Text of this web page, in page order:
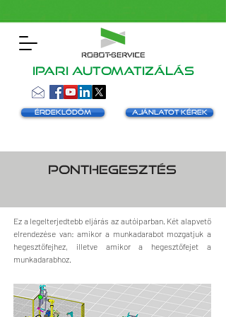
Ipari automatizálás
Érdeklődöm Ajánlatot kérek
ponthegesztés
Ez a legelterjedtebb eljárás az autóiparban. Két alapvető
elrendezése van: amikor a munkadarabot mozgatjuk a
hegesztőfejhez, illetve amikor a hegesztőfejet a
munkadarabhoz.